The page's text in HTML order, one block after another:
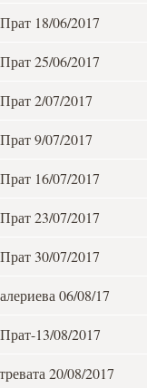
18/06/2017
25/06/2017
2/07/2017
9/07/2017
16/07/2017
23/07/2017
30/07/2017
06/08/17
13/08/2017
20/08/2017